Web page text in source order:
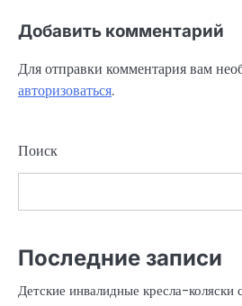
Добавить комментарий
Для отправки комментария вам
авторизоваться.
Поиск
Последние записи
Детские инвалидные кресла-